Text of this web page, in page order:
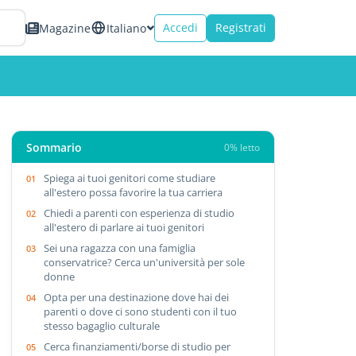
Magazine Italiano Accedi Registrati
Sommario 0% letto
Spiega ai tuoi genitori come studiare
all'estero possa favorire la tua carriera
Chiedi a parenti con esperienza di studio
all'estero di parlare ai tuoi genitori
Sei una ragazza con una famiglia
conservatrice? Cerca un'università per sole
donne
Opta per una destinazione dove hai dei
parenti o dove ci sono studenti con il tuo
stesso bagaglio culturale
Cerca finanziamenti/borse di studio per